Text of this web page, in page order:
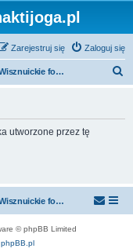
Zaloguj się
Zarejestruj się
Forum Wisznuickie forum.bhaktijoga.pl
utworzone przez tę
Forum Wisznuickie forum.bhaktijoga.pl
© phpBB Limited
phpBB.pl